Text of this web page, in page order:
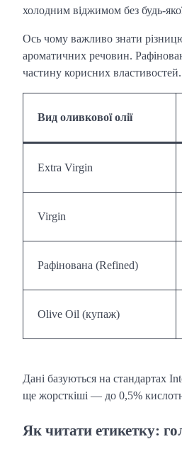
холодним віджимом без будь-
Ось чому важливо знати
ароматичних речовин.
частину корисних властивостей.
Вид оливкової олії
Extra Virgin
Virgin
Рафінована (Refined)
Olive Oil (купаж)
Дані базуються на стандартах
ще жорсткіші — до 0,5%
Як читати етикетку: